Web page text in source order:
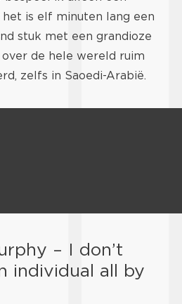
het is elf minuten lang een
stuk met een grandioze
de hele wereld ruim
zelfs in Saoedi-Arabië.
– I don’t
individual all by